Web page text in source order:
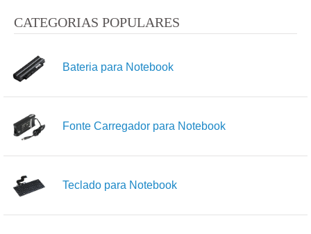
CATEGORIAS POPULARES
Bateria para Notebook
Fonte Carregador para Notebook
Teclado para Notebook